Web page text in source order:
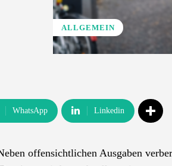
ALLGEMEIN
WhatsApp Linkedin
offensichtlichen Ausgaben